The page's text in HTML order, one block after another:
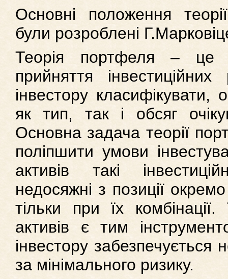
Основні положення
були розроблені
Теорія портфеля – це
прийняття
інвестору класифікувати,
як тип, так і обсяг
Основна задача теорії
поліпшити умови
активів такі
недосяжні з позиції
тільки при їх
активів є тим
інвестору забезпечується
за мінімального ризику.